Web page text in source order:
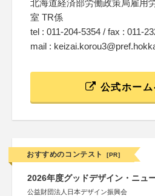
北海道経済部労働政策局雇用
室 TR係
tel : 011-204-5354 / fax : 011-
mail :
公式ホー
おすすめのコンテスト [PR]
2026年度グッドデザイン・ニュ
公益財団法人日本デザイン振興会